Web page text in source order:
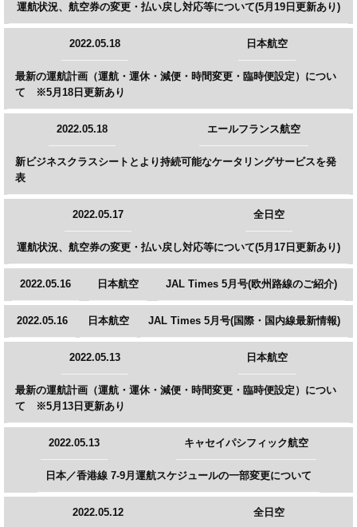
運航状況、航空券の変更・払い戻し対応等について(5月19日更新あり)
2022.05.18 日本航空
最新の運航計画（運航・運休・減便・時間変更・臨時便設定）につい
て ※5月18日更新あり
2022.05.18 エールフランス航空
新ビジネスクラスシートとより持続可能なケータリングサービスを発
表
2022.05.17 全日空
運航状況、航空券の変更・払い戻し対応等について(5月17日更新あり)
2022.05.16 日本航空 JAL Times 5月号(欧州路線のご紹介)
2022.05.16 日本航空 JAL Times 5月号(国際・国内線最新情報)
2022.05.13 日本航空
最新の運航計画（運航・運休・減便・時間変更・臨時便設定）につい
て ※5月13日更新あり
2022.05.13 キャセイパシフィック航空
日本／香港線 7-9月運航スケジュールの一部変更について
2022.05.12 全日空